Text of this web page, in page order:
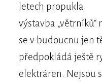
letech propukla
výstavba
se v budoucnu jen
předpokládá ještě
elektráren. Nejsou